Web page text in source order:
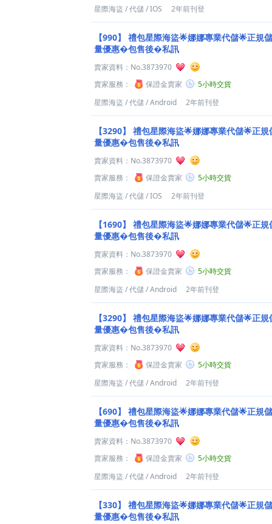
星際海盜 /代儲/IOS 2年前刊登
【990】
禮包星際海盜🌟娜娜專業代儲🌟正規
量優惠�包售後�私訊
賣家資料： No.3873970
賣家服務：
保證金賣家
5小時交貨
星際海盜 /代儲/Android 2年前刊登
【3290】
禮包星際海盜🌟娜娜專業代儲🌟正
量優惠�包售後�私訊
賣家資料： No.3873970
賣家服務：
保證金賣家
5小時交貨
星際海盜 /代儲/IOS 2年前刊登
【1690】
禮包星際海盜🌟娜娜專業代儲🌟正
量優惠�包售後�私訊
賣家資料： No.3873970
賣家服務：
保證金賣家
5小時交貨
星際海盜 /代儲/Android 2年前刊登
【3290】
禮包星際海盜🌟娜娜專業代儲🌟正
量優惠�包售後�私訊
賣家資料： No.3873970
賣家服務：
保證金賣家
5小時交貨
星際海盜 /代儲/Android 2年前刊登
【690】
禮包星際海盜🌟娜娜專業代儲🌟正規
量優惠�包售後�私訊
賣家資料： No.3873970
賣家服務：
保證金賣家
5小時交貨
星際海盜 /代儲/Android 2年前刊登
【330】
禮包星際海盜🌟娜娜專業代儲🌟正規
量優惠�包售後�私訊